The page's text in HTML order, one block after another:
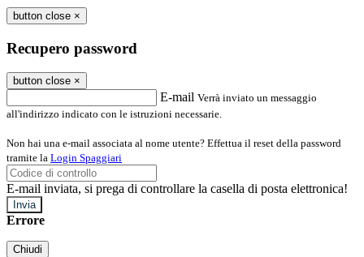
button close ×
Recupero password
button close ×
E-mail Verrà inviato un messaggio
all'indirizzo indicato con le istruzioni necessarie.
Non hai una e-mail associata al nome utente? Effettua il reset della password
tramite la Login Spaggiari
E-mail inviata, si prega di controllare la casella di posta elettronica!
Errore
Chiudi